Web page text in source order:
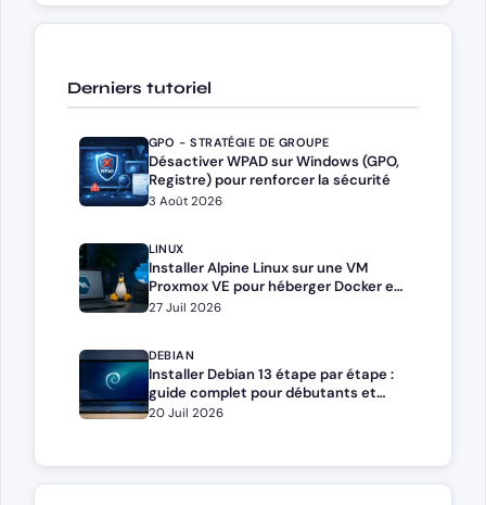
Derniers tutoriel
GPO - STRATÉGIE DE GROUPE
Désactiver WPAD sur Windows (GPO,
Registre) pour renforcer la sécurité
3 Août 2026
LINUX
Installer Alpine Linux sur une VM
Proxmox VE pour héberger Docker et
Docker Compose
27 Juil 2026
DEBIAN
Installer Debian 13 étape par étape :
guide complet pour débutants et
administrateurs
20 Juil 2026